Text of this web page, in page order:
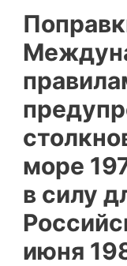
море
в силу
июня